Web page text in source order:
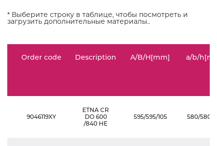
* Выберите строку в таблице, чтобы посмотреть и
загрузить дополнительные материалы..
Order code Description A/B/H[mm] a/b/
9046119XY
ETNA CR
DO 600
/840 HE
595/595/105 580/580/